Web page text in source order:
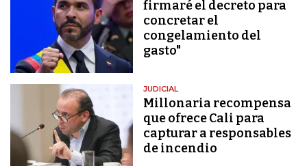
firmaré el decreto para
concretar el
congelamiento del
gasto"
JUDICIAL
Millonaria recompensa
que ofrece Cali para
capturar a responsables
de incendio